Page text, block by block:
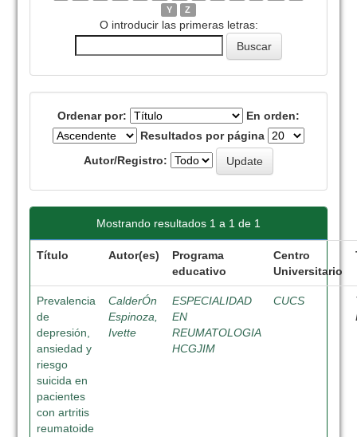
Y
Z
O introducir las primeras letras:
Ordenar por:
En orden:
Resultados por página
Autor/Registro:
Mostrando resultados 1 a 1 de 1
Título Autor(es)
Programa
educativo
Centro
Universitario
Prevalencia
de
depresión,
ansiedad y
riesgo
suicida en
pacientes
con artritis
reumatoide
CalderÓn
Espinoza,
Ivette
ESPECIALIDAD
EN
REUMATOLOGIA
HCGJIM
CUCS